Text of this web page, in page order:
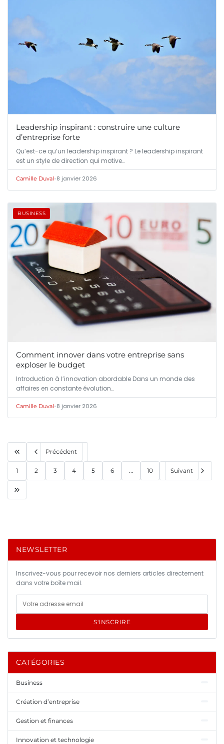
Leadership inspirant : construire une culture
d’entreprise forte
Qu’est-ce qu’un leadership inspirant ? Le leadership inspirant
est un style de direction qui motive…
Camille Duval•8 janvier 2026
BUSINESS
Comment innover dans votre entreprise sans
exploser le budget
Introduction à l’innovation abordable Dans un monde des
affaires en constante évolution…
Camille Duval•8 janvier 2026
Précédent
1 2 3 4 5 6 ... 10 Suivant
NEWSLETTER
Inscrivez-vous pour recevoir nos derniers articles directement
dans votre boîte mail.
S'INSCRIRE
CATÉGORIES
Business
Création d’entreprise
Gestion et finances
Innovation et technologie